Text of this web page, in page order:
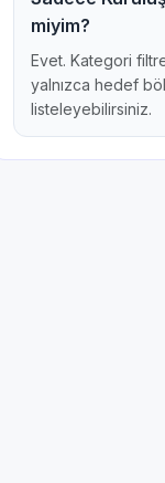
miyim?
Evet. Kategori
yalnızca hedef
listeleyebilirsiniz.